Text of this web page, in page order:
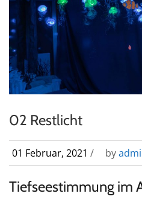
02 Restlicht
01 Februar, 2021 / by
Tiefseestimmung im